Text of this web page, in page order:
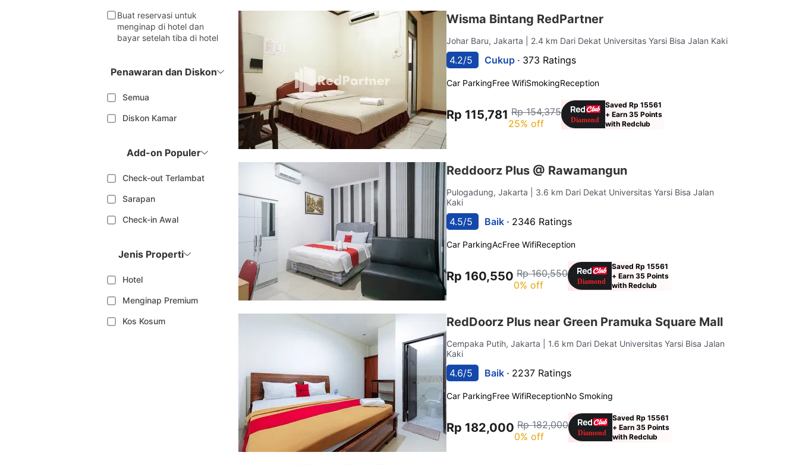
Buat reservasi untuk
menginap di hotel dan
bayar setelah tiba di hotel
Penawaran dan Diskon
Semua
Diskon Kamar
Add-on Populer
Check-out Terlambat
Sarapan
Check-in Awal
Jenis Properti
Hotel
Menginap Premium
Kos Kosum
Wisma Bintang RedPartner
Johar Baru, Jakarta | 2.4 km Dari Dekat Universitas Yarsi Bisa Jalan Kaki
4.2/5 Cukup · 373 Ratings
Car ParkingFree WifiSmokingReception
Rp 115,781 Rp 154,375
25% off
Saved Rp 15561
+ Earn 35 Points
with Redclub
Reddoorz Plus @ Rawamangun
Pulogadung, Jakarta
| 3.6 km Dari Dekat Universitas Yarsi Bisa Jalan
Kaki
4.5/5 Baik · 2346 Ratings
Car ParkingAcFree WifiReception
Rp 160,550 Rp 160,550
0% off
Saved Rp 15561
+ Earn 35 Points
with Redclub
RedDoorz Plus near Green Pramuka Square Mall
Cempaka Putih, Jakarta
| 1.6 km Dari Dekat Universitas Yarsi Bisa Jalan
Kaki
4.6/5 Baik · 2237 Ratings
Car ParkingFree WifiReceptionNo Smoking
Rp 182,000 Rp 182,000
0% off
Saved Rp 15561
+ Earn 35 Points
with Redclub